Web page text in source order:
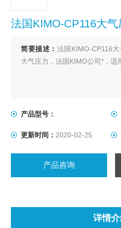
法国KIMO-CP116大
简要描述： 法国KIMO-CP116
大气压力，法国KIMO公司*，适
产品型号：
更新时间： 2020-02-25
产品咨询
详情